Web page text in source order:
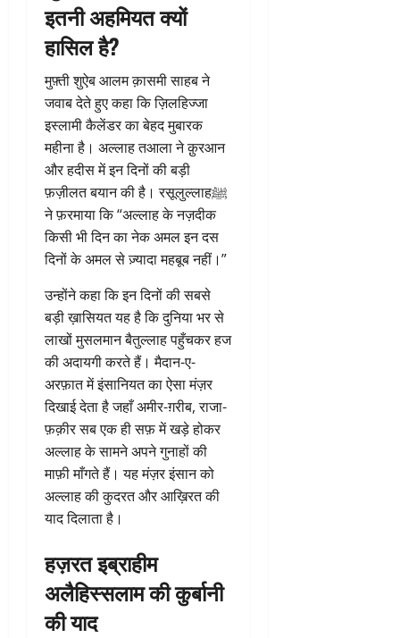
इतनी अहमियत क्यों
हासिल है?
मुफ़्ती शुऐब आलम क़ासमी साहब ने
जवाब देते हुए कहा कि ज़िलहिज्जा
इस्लामी कैलेंडर का बेहद मुबारक
महीना है। अल्लाह तआला ने क़ुरआन
और हदीस में इन दिनों की बड़ी
फ़ज़ीलत बयान की है। रसूलुल्लाहﷺ
ने फ़रमाया कि “अल्लाह के नज़दीक
किसी भी दिन का नेक अमल इन दस
दिनों के अमल से ज़्यादा महबूब नहीं।”
उन्होंने कहा कि इन दिनों की सबसे
बड़ी ख़ासियत यह है कि दुनिया भर से
लाखों मुसलमान बैतुल्लाह पहुँचकर हज
की अदायगी करते हैं। मैदान-ए-
अरफ़ात में इंसानियत का ऐसा मंज़र
दिखाई देता है जहाँ अमीर-ग़रीब, राजा-
फ़क़ीर सब एक ही सफ़ में खड़े होकर
अल्लाह के सामने अपने गुनाहों की
माफ़ी माँगते हैं। यह मंज़र इंसान को
अल्लाह की कुदरत और आख़िरत की
याद दिलाता है।
हज़रत इब्राहीम
अलैहिस्सलाम की कुर्बानी
की याद